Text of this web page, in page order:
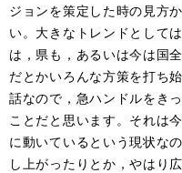
ジョンを策定した時の見方
い。大きなトレンドとして
は，県も，あるいは今は国
だとかいろんな方策を打ち
話なので，急ハンドルをき
ことだと思います。それは
に動いているという現状な
し上がったりとか，やはり